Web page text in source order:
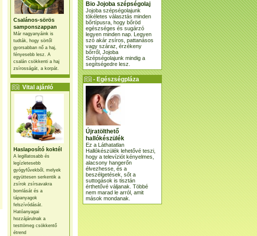
Csalános-sörös
samponszappan
Már nagyanyáink is
tudták, hogy sörtől
gyorsabban nő a haj,
fényesebb lesz. A
csalán csökkenti a haj
zsírosságát, a korpát.
Vital ajánló
Haslaposító koktél
A legillatosabb és
legízletesebb
gyógyfűvekből, melyek
együttesen serkentik a
zsírok zsírsavakra
bomlását és a
tápanyagok
felszívódását.
Hatóanyagai
hozzájárulnak a
testtömeg csökkentő
étrend
Bio Jojoba szépségolaj
Jojoba szépségolajunk
tökéletes választás minden
bőrtípusra, hogy bőröd
egészséges és sugárzó
legyen minden nap. Legyen
szó akár zsíros, pattanásos
vagy száraz, érzékeny
bőrről, Jojoba
Szépségolajunk mindig a
segítségedre lesz.
- Egészségpláza
ajánlatunk -
Újratölthető
hallókészülék
Ez a Láthatatlan
Hallókészülék lehetővé teszi,
hogy a televíziót kényelmes,
alacsony hangerőn
élvezhesse, és a
beszélgetések, sőt a
suttogások is tisztán
érthetővé váljanak. Többé
nem marad le arról, amit
mások mondanak.